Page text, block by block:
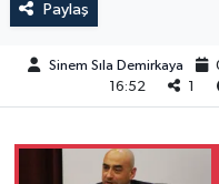
Paylaş
Sinem Sıla Demirkaya
16:52
1